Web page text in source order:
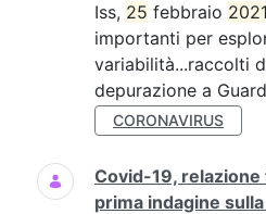
Iss, 25 febbraio 2021
importanti per
variabilità...raccolti
depurazione a
CORONAVIRUS
Covid-19, relazione
prima indagine sulla